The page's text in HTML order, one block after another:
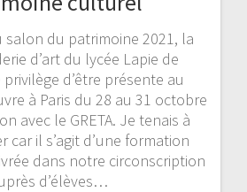
salon du patrimoine 2021, la
d’art du lycée Lapie de
d’être présente au
à Paris du 28 au 31 octobre
avec le GRETA. Je tenais à
car il s’agit d’une formation
dans notre circonscription
d’élèves…